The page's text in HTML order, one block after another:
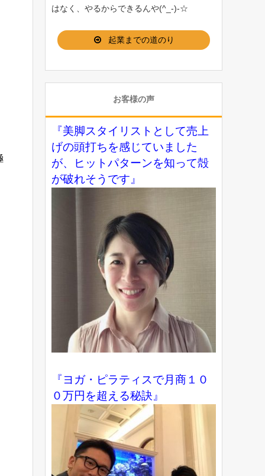
はなく、やるからできるんや(^_-)-☆
起業までの道のり
お客様の声
『美脚スタイリストとして売上
げの頭打ちを感じていました
が、ヒットパターンを知って殻
が破れそうです』
『ヨガ・ピラティスで月商１０
０万円を超える秘訣』